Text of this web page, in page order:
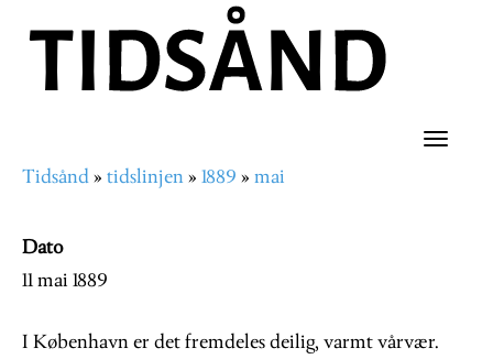
hovedinnhold
Toggle
Navigasjonssti
Tidsånd tidslinjen 1889 mai
Dato
11 mai 1889
I København er det fremdeles deilig, varmt vårvær.